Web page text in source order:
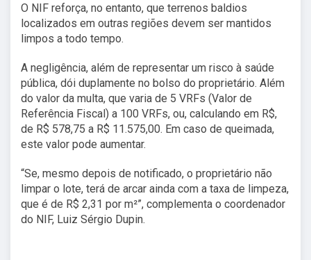
O NIF reforça, no entanto, que terrenos baldios
localizados em outras regiões devem ser mantidos
limpos a todo tempo.
A negligência, além de representar um risco à saúde
pública, dói duplamente no bolso do proprietário. Além
do valor da multa, que varia de 5 VRFs (Valor de
Referência Fiscal) a 100 VRFs, ou, calculando em R$,
de R$ 578,75 a R$ 11.575,00. Em caso de queimada,
este valor pode aumentar.
“Se, mesmo depois de notificado, o proprietário não
limpar o lote, terá de arcar ainda com a taxa de limpeza,
que é de R$ 2,31 por m²”, complementa o coordenador
do NIF, Luiz Sérgio Dupin.